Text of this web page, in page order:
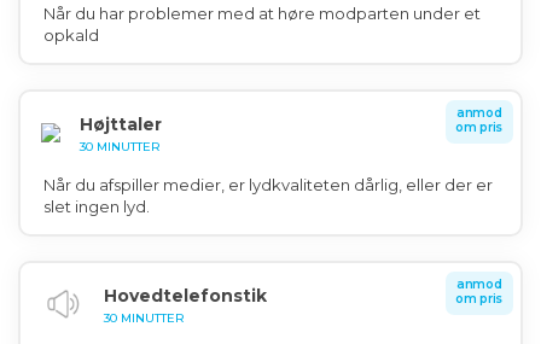
Når du har problemer med at høre modparten under et
opkald
Højttaler
30 MINUTTER
anmod
om pris
Når du afspiller medier, er lydkvaliteten dårlig, eller der er
slet ingen lyd.
Hovedtelefonstik
30 MINUTTER
anmod
om pris